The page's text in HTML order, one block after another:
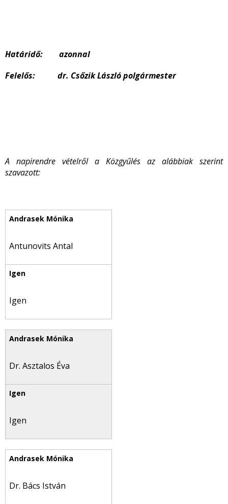
Határidő: azonnal
Felelős: dr. Csőzik László polgármester
A napirendre vételről a Közgyűlés az alábbiak szerint
szavazott:
Antunovits Antal
Igen
Dr. Asztalos Éva
Igen
Dr. Bács István